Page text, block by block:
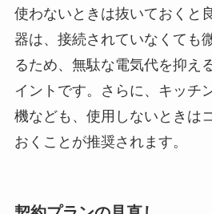
使わないときは抜いておくと
器は、接続されていなくても
るため、無駄な電気代を抑え
イントです。さらに、キッチ
機なども、使用しないときは
おくことが推奨されます。